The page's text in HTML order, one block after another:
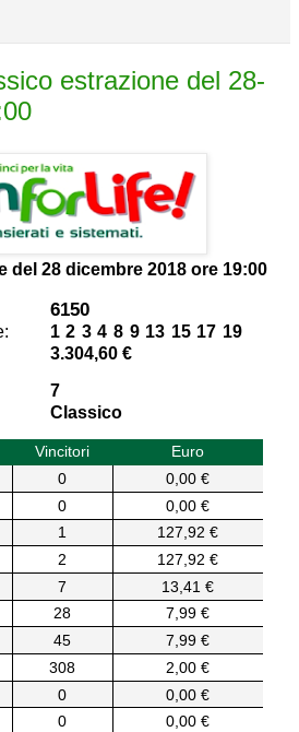
estrazione del 28-
del 28 dicembre 2018 ore 19:00
6150
1 2 3 4 8 9 13 15 17 19
3.304,60 €
7
Classico
Vincitori
Euro
0
0,00 €
0
0,00 €
1
127,92 €
2
127,92 €
7
13,41 €
28
7,99 €
45
7,99 €
308
2,00 €
0
0,00 €
0
0,00 €